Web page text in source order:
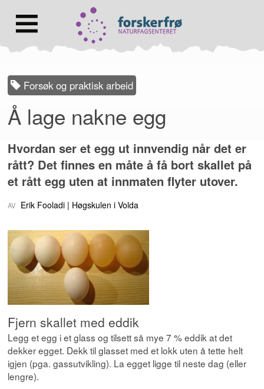
Hovedmeny
til
forsiden
Forsøk og praktisk arbeid
Å lage nakne egg
Hvordan ser et egg ut innvendig når det er
rått? Det finnes en måte å få bort skallet på
et rått egg uten at innmaten flyter utover.
Erik Fooladi Høgskulen i Volda
Fjern skallet med eddik
Legg et egg i et glass og tilsett så mye 7 % eddik at det
dekker egget. Dekk til glasset med et lokk uten å tette helt
igjen (pga. gassutvikling). La egget ligge til neste dag (eller
lengre).